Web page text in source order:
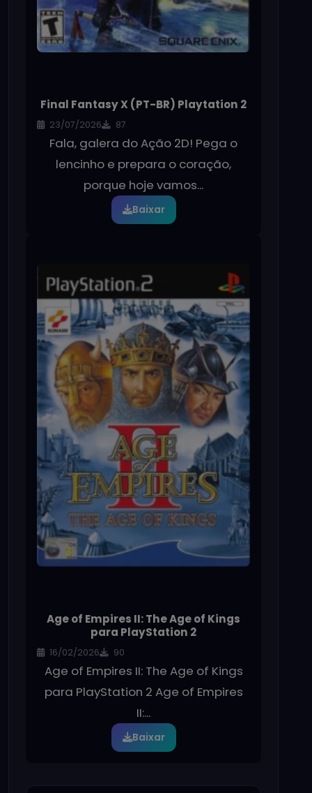
Final Fantasy X (PT-BR) Playtation 2
23/07/2026 87
Fala, galera do Ação 2D! Pega o
lencinho e prepara o coração,
porque hoje vamos...
Baixar
Age of Empires II: The Age of Kings
para PlayStation 2
16/02/2026 90
Age of Empires II: The Age of Kings
para PlayStation 2 Age of Empires
II:...
Baixar